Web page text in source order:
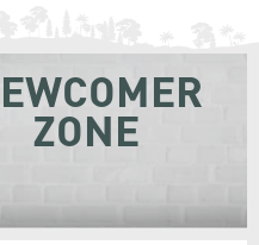
ZONE